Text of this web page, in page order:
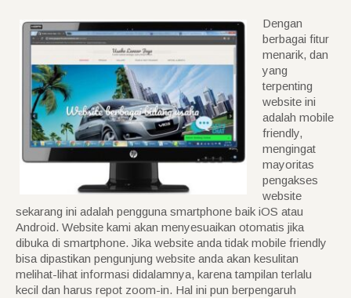
Dengan
berbagai fitur
menarik, dan
yang
terpenting
website ini
adalah mobile
friendly,
mengingat
mayoritas
pengakses
website
sekarang ini adalah pengguna smartphone baik iOS atau
Android. Website kami akan menyesuaikan otomatis jika
dibuka di smartphone. Jika website anda tidak mobile friendly
bisa dipastikan pengunjung website anda akan kesulitan
melihat-lihat informasi didalamnya, karena tampilan terlalu
kecil dan harus repot zoom-in. Hal ini pun berpengaruh